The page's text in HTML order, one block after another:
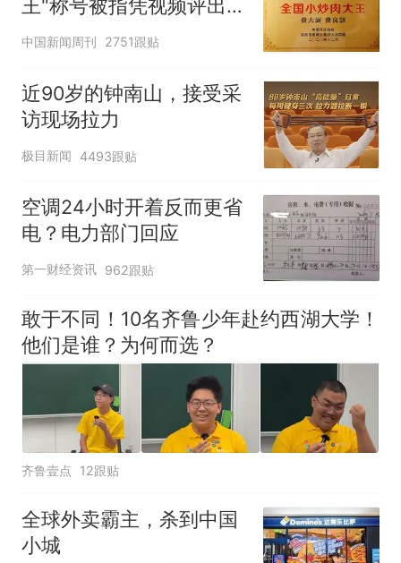
王"称号被指凭视频评出
官方回应
中国新闻周刊 2751跟贴
近90岁的钟南山，接受采
访现场拉力
极目新闻 4493跟贴
空调24小时开着反而更省
电？电力部门回应
第一财经资讯 962跟贴
敢于不同！10名齐鲁少年赴约西湖大学！
他们是谁？为何而选？
齐鲁壹点 12跟贴
全球外卖霸主，杀到中国
小城